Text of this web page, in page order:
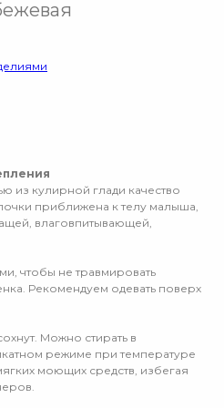
из кулирной глади качество
приближена к телу малыша,
влаговпитывающей,
чтобы не травмировать
Рекомендуем одевать поверх
Можно стирать в
режиме при температуре
моющих средств, избегая